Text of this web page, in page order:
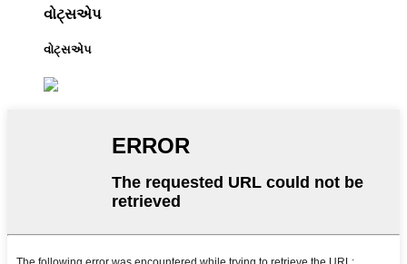
વોટ્સએપ
વોટ્સએપ